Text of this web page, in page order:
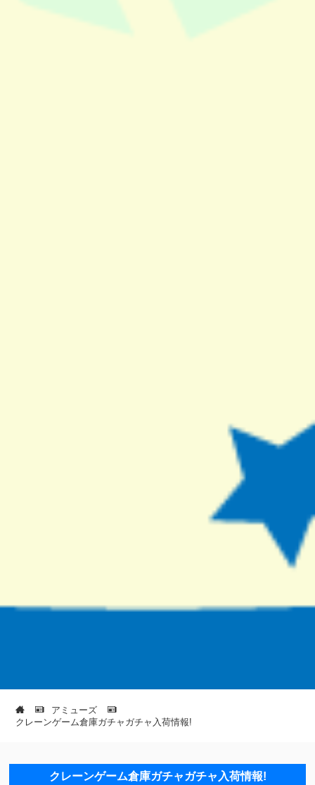
アミューズ
クレーンゲーム倉庫ガチャガチャ入荷情報!
クレーンゲーム倉庫ガチャガチャ入荷情報!